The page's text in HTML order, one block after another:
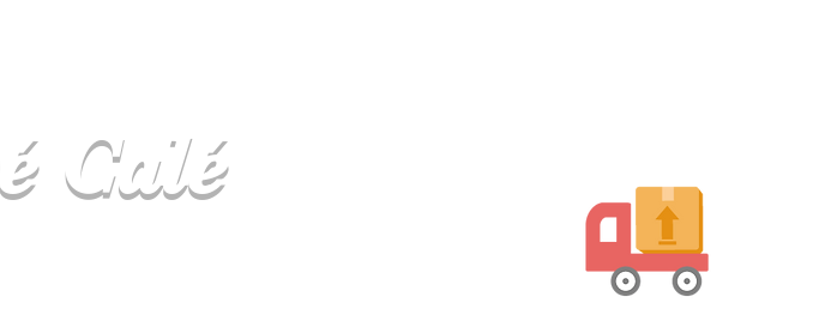
Calé